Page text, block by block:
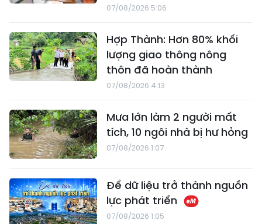
07/08/2026 5:06
Hợp Thành: Hơn 80% khối
lượng giao thông nông
thôn đã hoàn thành
07/08/2026 4:13
Mưa lớn làm 2 người mất
tích, 10 ngôi nhà bị hư hỏng
07/08/2026 1:07
Để dữ liệu trở thành nguồn
lực phát triển
07/08/2026 1:05